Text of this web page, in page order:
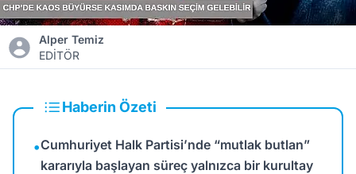
Alper Temiz
EDİTÖR
Haberin Özeti
•Cumhuriyet Halk Partisi’nde “mutlak butlan”
kararıyla başlayan süreç yalnızca bir kurultay